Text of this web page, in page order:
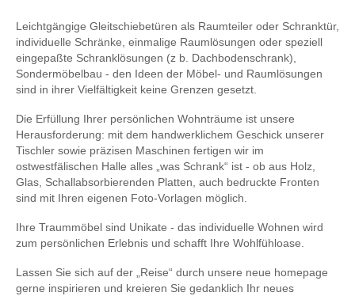
Leichtgängige Gleitschiebetüren als Raumteiler oder Schranktür,
individuelle Schränke, einmalige Raumlösungen oder speziell
eingepaßte Schranklösungen (z b. Dachbodenschrank),
Sondermöbelbau - den Ideen der Möbel- und Raumlösungen
sind in ihrer Vielfältigkeit keine Grenzen gesetzt.
Die Erfüllung Ihrer persönlichen Wohnträume ist unsere
Herausforderung: mit dem handwerklichem Geschick unserer
Tischler sowie präzisen Maschinen fertigen wir im
ostwestfälischen Halle alles „was Schrank“ ist - ob aus Holz,
Glas, Schallabsorbierenden Platten, auch bedruckte Fronten
sind mit Ihren eigenen Foto-Vorlagen möglich.
Ihre Traummöbel sind Unikate - das individuelle Wohnen wird
zum persönlichen Erlebnis und schafft Ihre Wohlfühloase.
Lassen Sie sich auf der „Reise“ durch unsere neue homepage
gerne inspirieren und kreieren Sie gedanklich Ihr neues